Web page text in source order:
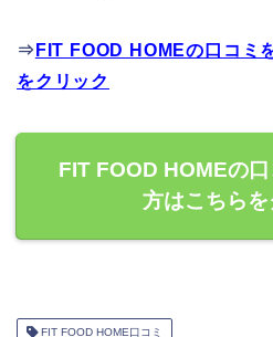
⇒ FIT FOOD HOMEの口コミ
をクリック
FIT FOOD HOMEの
方はこちらを
FIT FOOD HOME口コミ